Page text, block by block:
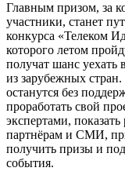
Главным призом, за
участники, станет
конкурса «Телеком
которого летом
получат шанс уехать
из зарубежных
останутся без
проработать свой
экспертами,
партнёрам и СМИ,
получить призы и
события.